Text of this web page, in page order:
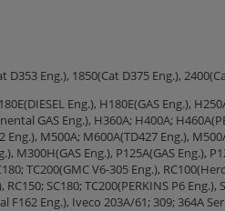
D353 Eng.), 1850(Cat D375 Eng.),
Eng.), H180E(GAS Eng.),
GAS Eng.), H360A; H400A;
M500A; M600A(TD427 Eng.),
M300H(GAS Eng.), P125A(GAS Eng.),
TC200(GMC V6-305 Eng.),
RC150; SC180; TC200(PERKINS P6
F162 Eng.), Iveco 203A/61; 309; 364A